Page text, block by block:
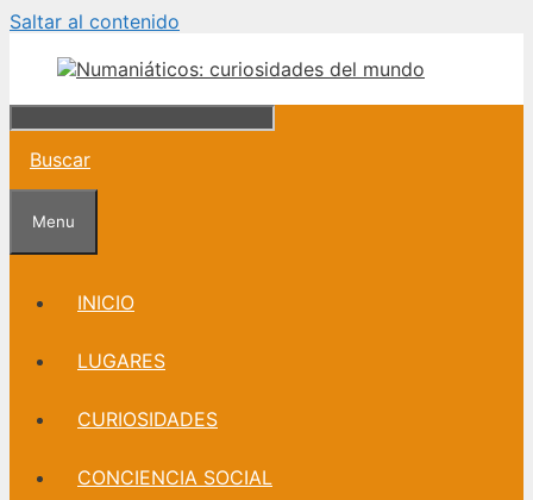
Saltar al contenido
Buscar
Menu
INICIO
LUGARES
CURIOSIDADES
CONCIENCIA SOCIAL